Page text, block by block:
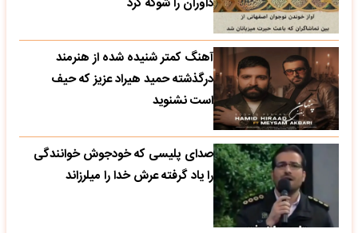
آهنگ کمتر شنیده شده از هنرمند
درگذشته حمید هیراد عزیز که حیف
است نشنوید
صدای پلیسی که خودجوش خوانندگی
را یاد گرفته عرش خدا را میلرزاند